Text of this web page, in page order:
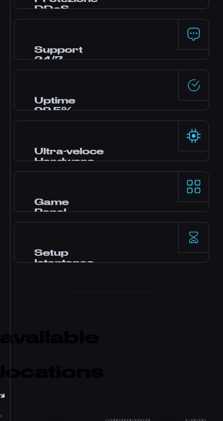
DDoS
con filtri ottimizzati per il gaming. Il tuo server
resta online anche durante gli attacchi.
Support
24/7
ticket. La maggior parte delle domande
riceve risposta in minuti.
Uptime
99,5%
affidabilità garantita dal nostro SLA.
Ultra-veloce
Hardware
sui game server più esigenti.
Game
Panel
monitoraggio in tempo reale.
Setup
Istantaneo